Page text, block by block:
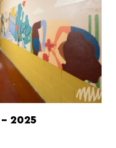
2025